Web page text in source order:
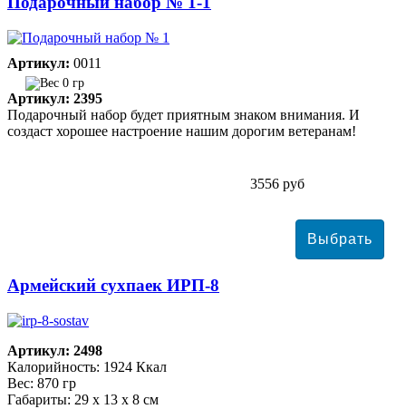
Артикул: 0011
0 гр
Артикул: 2395
Подарочный набор будет приятным знаком внимания. И
создаст хорошее настроение нашим дорогим ветеранам!
3556 руб
Армейский сухпаек ИРП-8
Артикул: 2498
Калорийность: 1924 Ккал
Вес: 870 гр
Габариты: 29 х 13 х 8 см